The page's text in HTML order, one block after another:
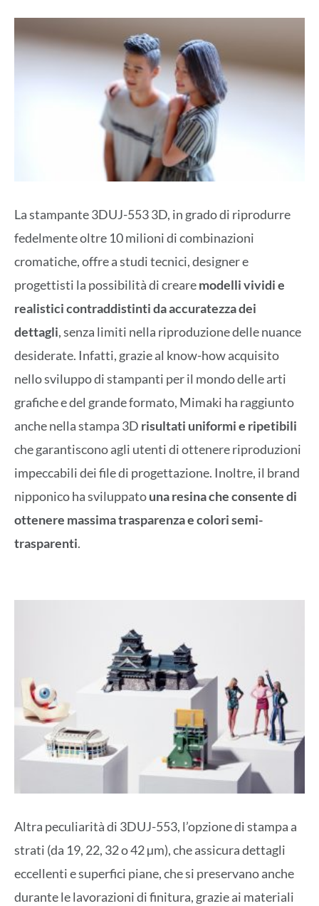
La stampante 3DUJ-553 3D, in grado di riprodurre
fedelmente oltre 10 milioni di combinazioni
cromatiche, offre a studi tecnici, designer e
progettisti la possibilità di crearemodelli vividi e
realistici contraddistinti da accuratezza dei
dettagli, senza limiti nella riproduzione delle nuance
desiderate. Infatti, grazie al know-how acquisito
nello sviluppo di stampanti per il mondo delle arti
grafiche e del grande formato, Mimaki ha raggiunto
anche nella stampa 3D risultati uniformi e ripetibili
che garantiscono agli utenti di ottenere riproduzioni
impeccabili dei file di progettazione. Inoltre, il brand
nipponico ha sviluppatouna resina che consente di
ottenere massima trasparenza e colori semi-
trasparenti.
Altra peculiarità di 3DUJ-553, l’opzione di stampa a
strati (da 19, 22, 32 o 42 µm), che assicura dettagli
eccellenti e superfici piane, che si preservano anche
durante le lavorazioni di finitura, grazie ai materiali